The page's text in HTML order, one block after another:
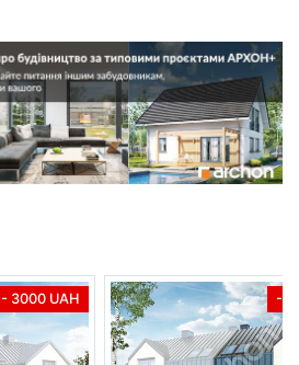
- 3000 UAH -